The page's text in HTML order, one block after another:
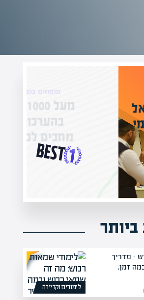
שווי
לכם באתר
לימודים וקריירה
– מדריך
זמן,